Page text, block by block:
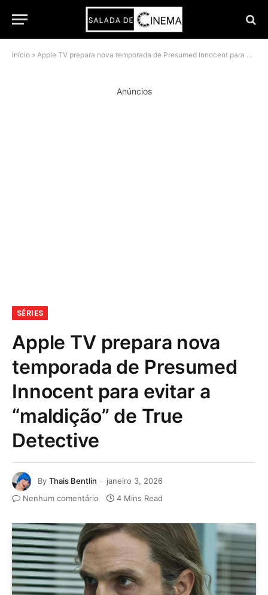
Início » Apple TV prepara nova temporada de Presumed Innocent para evitar a “maldição” de True Detective
Anúncios
SÉRIES
Apple TV prepara nova
temporada de Presumed
Innocent para evitar a
“maldição” de True
Detective
By Thais Bentlin
janeiro 3, 2026
Nenhum comentário
4 Mins Read